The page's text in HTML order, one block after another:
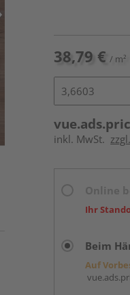
38,79 € / m²
inkl. MwSt.
Ihr
Beim
Auf